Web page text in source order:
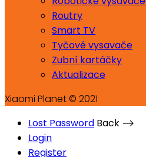
Routry
Smart TV
Tyčové vysavače
Zubní kartáčky
Aktualizace
Xiaomi Planet © 2021
Lost Password Back ⟶
Login
Register